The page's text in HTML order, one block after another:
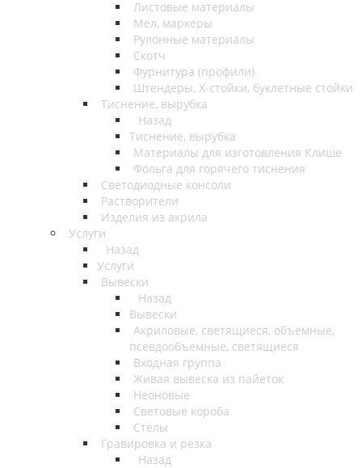
Листовые материалы
Мел, маркеры
Рулонные материалы
Скотч
Фурнитура (профили)
Штендеры, Х-стойки, буклетные стойки
Тиснение, вырубка
Назад
Тиснение, вырубка
Материалы для изготовления Клише
Фольга для горячего тиснения
Светодиодные консоли
Растворители
Изделия из акрила
Услуги
Назад
Услуги
Вывески
Назад
Вывески
Акриловые, светящиеся, объемные,
псевдообъемные, светящиеся
Входная группа
Живая вывеска из пайеток
Неоновые
Световые короба
Стелы
Гравировка и резка
Назад